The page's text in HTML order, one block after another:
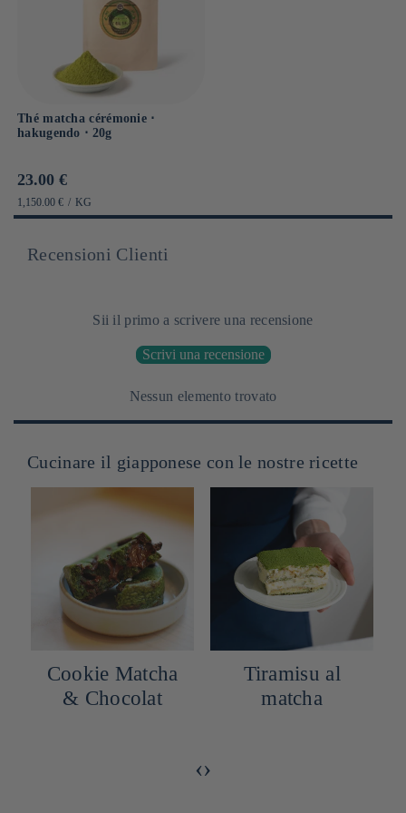
Thé matcha cérémonie ⋅
hakugendo ⋅ 20g
Prix
habituel
23.00 €
PRIX
UNITAIRE
1,150.00 € / PAR
KG
Recensioni Clienti
Sii il primo a scrivere una recensione
Scrivi una recensione
Nessun elemento trovato
Cucinare il giapponese con le nostre ricette
Cookie Matcha
& Chocolat
Tiramisu al
matcha
‹›